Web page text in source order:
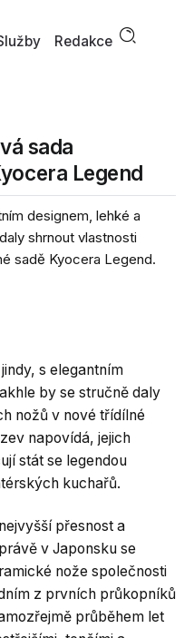
Redakce
sada
Legend
designem, lehké a
shrnout vlastnosti
sadě Kyocera Legend.
s elegantním
by se stručně daly
nožů v nové třídílné
napovídá, jejich
stát se legendou
kuchařů.
přesnost a
v Japonsku se
nože společnosti
z prvních průkopníků
průběhem let